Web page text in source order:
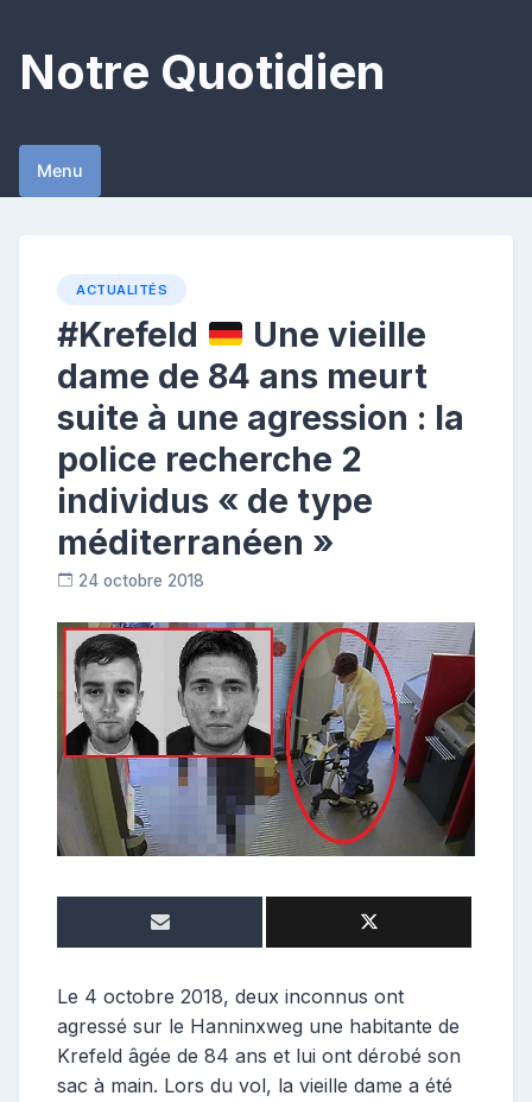
content
Notre Quotidien
Menu
ACTUALITÉS
#Krefeld
Une vieille
dame de 84 ans meurt
suite à une agression : la
police recherche 2
individus « de type
méditerranéen »
24 octobre 2018
o
n
t
r
i
b
r
i
Le 4 octobre 2018, deux inconnus ont
agressé sur le Hanninxweg une habitante de
Krefeld âgée de 84 ans et lui ont dérobé son
sac à main. Lors du vol, la vieille dame a été